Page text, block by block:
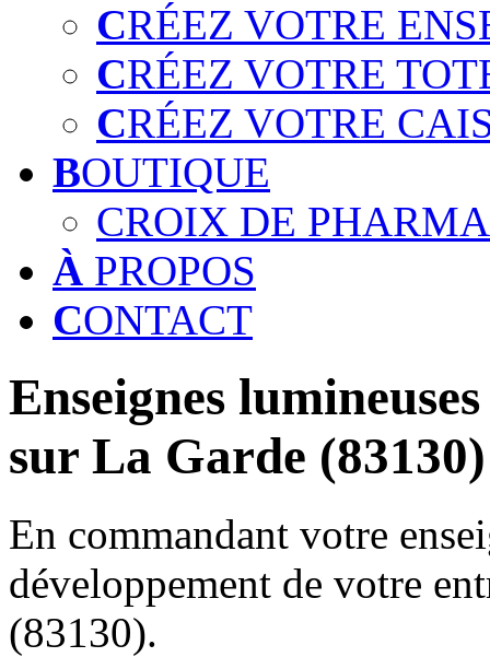
CRÉEZ VOTRE
CRÉEZ VOTRE
CRÉEZ VOTRE
BOUTIQUE
CROIX DE
À PROPOS
CONTACT
Enseignes
sur La Garde (83130)
En commandant votre
développement de votre
(83130).